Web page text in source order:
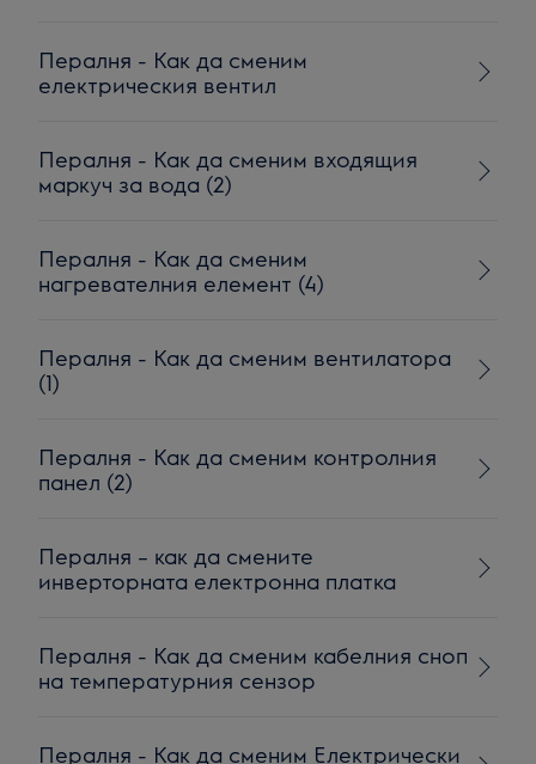
Пералня - Как да сменим
електрическия вентил
Пералня - Как да сменим входящия
маркуч за вода (2)
Пералня - Как да сменим
нагревателния елемент (4)
Пералня - Как да сменим вентилатора
(1)
Пералня - Как да сменим контролния
панел (2)
Пералня – как да смените
инверторната електронна платка
Пералня - Как да сменим кабелния сноп
на температурния сензор
Пералня - Как да сменим Електрически